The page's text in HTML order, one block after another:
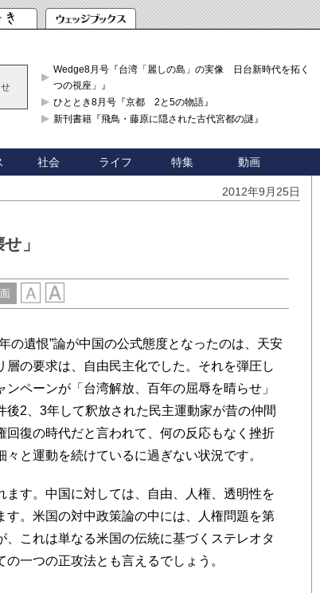
Wedge8月号『台湾「麗しの島」の実像 日台新時代を拓く「3
つの視座」』
ひととき8月号『京都 2と5の物語』
新刊書籍『飛鳥・藤原に隠された古代宮都の謎』
社会 ライフ 特集 動画
2012年9月25日
」
の遺恨”論が中国の公式態度となったのは、天安
の要求は、自由民主化でした。それを弾圧し
ペーンが「台湾解放、百年の屈辱を晴らせ」
2、3年して釈放された民主運動家が昔の仲間
復の時代だと言われて、何の反応もなく挫折
と運動を続けているに過ぎない状況です。
す。中国に対しては、自由、人権、透明性を
。米国の対中政策論の中には、人権問題を第
これは単なる米国の伝統に基づくステレオタ
一つの正攻法とも言えるでしょう。